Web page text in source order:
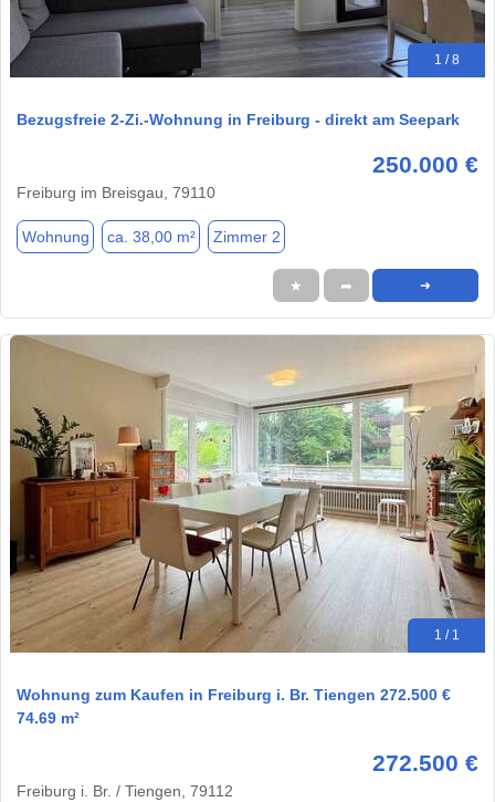
1 / 8
Bezugsfreie 2-Zi.-Wohnung in Freiburg - direkt am Seepark
250.000 €
Freiburg im Breisgau, 79110
Wohnung ca. 38,00 m² Zimmer 2
★ ➦ ➜
1 / 1
Wohnung zum Kaufen in Freiburg i. Br. Tiengen 272.500 €
74.69 m²
272.500 €
Freiburg i. Br. / Tiengen, 79112